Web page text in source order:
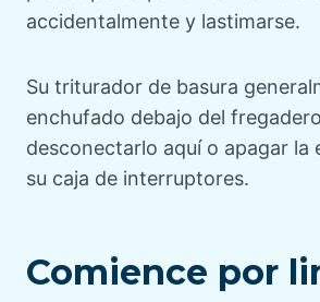
accidentalmente y lastimarse.
Su triturador de basura
enchufado debajo del
desconectarlo aquí o apagar la
su caja de interruptores.
Comience por